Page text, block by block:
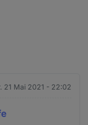
21 Mai 2021 - 22:02